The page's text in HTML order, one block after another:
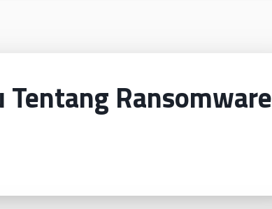
Tentang Ransomware